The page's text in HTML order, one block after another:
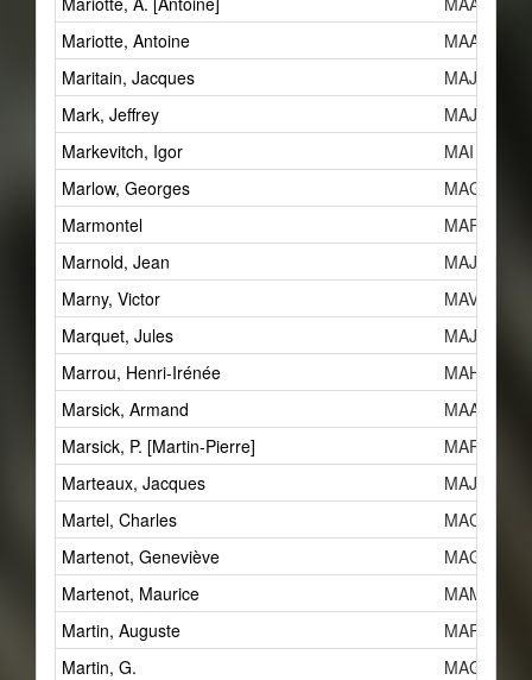
Mariotte, Antoine
MAAd
Maritain, Jacques
MAJh
Mark, Jeffrey
MAJb
Markevitch, Igor
MAI
Marlow, Georges
MAGg
Marmontel
MARb
Marnold, Jean
MAJ
Marny, Victor
MAV
Marquet, Jules
MAJk
Marrou, Henri-Irénée
MAHb
Marsick, Armand
MAAf
Marsick, P. [Martin-Pierre]
MAPc
Marteaux, Jacques
MAJc
Martel, Charles
MAC
Martenot, Geneviève
MAGc
Martenot, Maurice
MAMb
Martin, Auguste
MARc
Martin, G.
MAGa